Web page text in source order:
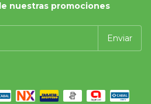
nuestras promociones